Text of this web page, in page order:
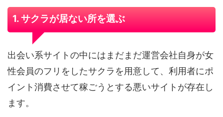
1. サクラが居ない所を選ぶ
出会い系サイトの中にはまだまだ運営会社自身が女
性会員のフリをしたサクラを用意して、利用者にポ
イント消費させて稼ごうとする悪いサイトが存在し
ます。